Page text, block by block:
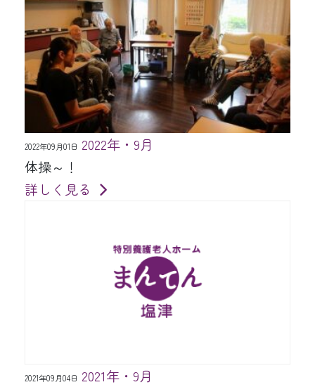
2022年09月01日 2022年・9月
体操～！
詳しく見る
2021年09月04日 2021年・9月